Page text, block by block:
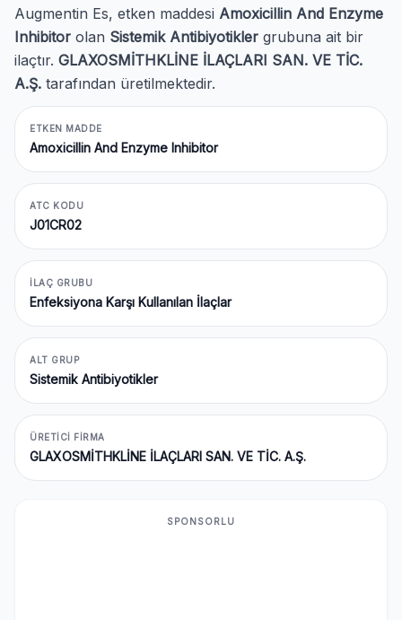
Augmentin Es, etken maddesi Amoxicillin And Enzyme
Inhibitor olan Sistemik Antibiyotikler grubuna ait bir
ilaçtır. GLAXOSMİTHKLİNE İLAÇLARI SAN. VE TİC.
A.Ş. tarafından üretilmektedir.
ETKEN MADDE
Amoxicillin And Enzyme Inhibitor
ATC KODU
J01CR02
İLAÇ GRUBU
Enfeksiyona Karşı Kullanılan İlaçlar
ALT GRUP
Sistemik Antibiyotikler
ÜRETICI FIRMA
GLAXOSMİTHKLİNE İLAÇLARI SAN. VE TİC. A.Ş.
SPONSORLU